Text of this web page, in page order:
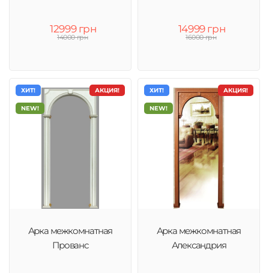
12999 грн
14000 грн
14999 грн
16000 грн
АКЦИЯ!
ХИТ!
NEW!
Арка межкомнатная
Прованс
АКЦИЯ!
ХИТ!
NEW!
Арка межкомнатная
Александрия